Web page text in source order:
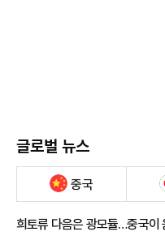
글로벌 뉴스
중국
희토류 다음은 광모듈…중국이